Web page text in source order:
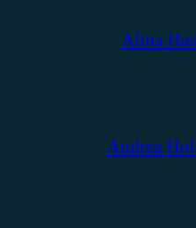
Alina
Andrea